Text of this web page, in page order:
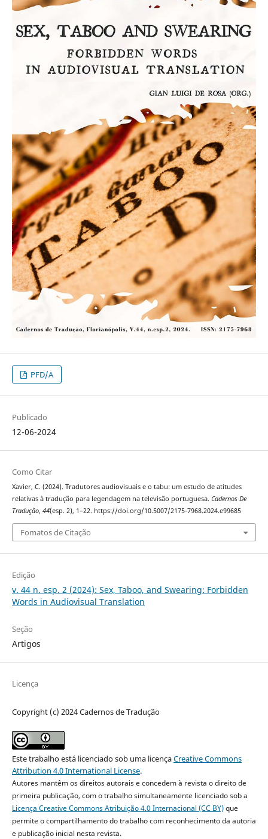
PFD/A
Publicado
12-06-2024
Como Citar
Xavier, C. (2024). Tradutores audiovisuais e o tabu: um estudo de atitudes
relativas à tradução para legendagem na televisão portuguesa. Cadernos De
Tradução, 44(esp. 2), 1–22. https://doi.org/10.5007/2175-7968.2024.e99685
Fomatos de Citação
Edição
v. 44 n. esp. 2 (2024): Sex, Taboo, and Swearing: Forbidden
Words in Audiovisual Translation
Seção
Artigos
Licença
Copyright (c) 2024 Cadernos de Tradução
Este trabalho está licenciado sob uma licençaCreative Commons
Attribution 4.0 International License.
Autores mantêm os direitos autorais e concedem à revista o direito de
primeira publicação, com o trabalho simultaneamente licenciado sob a
Licença Creative Commons Atribuição 4.0 Internacional (CC BY)que
permite o compartilhamento do trabalho com reconhecimento da autoria
e publicação inicial nesta revista.